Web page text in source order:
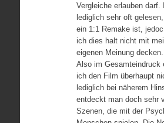
Vergleiche erlauben darf.
lediglich sehr oft
ein 1:1 Remake ist,
ich dies halt nicht mit
eigenen Meinung decken.
Also im Gesamteindruck
ich den Film überhaupt
lediglich bei näherem
entdeckt man doch sehr
Szenen, die mit der